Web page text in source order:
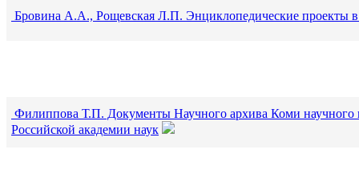
Бровина А.А., Рощевская Л.П. Энциклопедические проекты
Филиппова Т.П. Документы Научного архива Коми
Российской академии наук